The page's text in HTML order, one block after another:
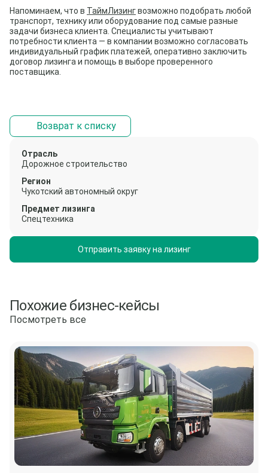
Напоминаем, что в ТаймЛизингвозможно подобрать любой
транспорт, технику или оборудование под самые разные
задачи бизнеса клиента. Специалисты учитывают
потребности клиента — в компании возможно согласовать
индивидуальный график платежей, оперативно заключить
договор лизинга и помощь в выборе проверенного
поставщика.
Возврат к списку
Отрасль
Дорожное строительство
Регион
Чукотский автономный округ
Предмет лизинга
Спецтехника
Отправить заявку на лизинг
Похожие бизнес-кейсы
Посмотреть все